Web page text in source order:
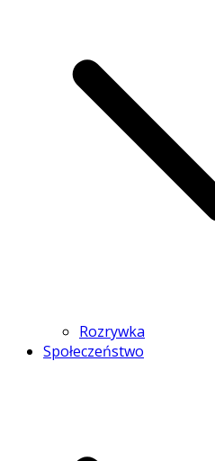
Rozrywka
Społeczeństwo